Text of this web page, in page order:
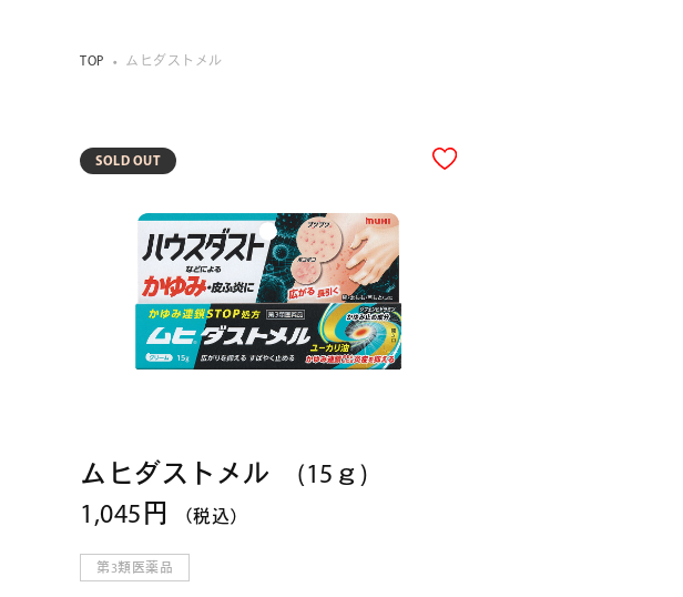
TOP ムヒダストメル
SOLD OUT
ムヒダストメル (15ｇ)
1,045円
（税込）
第3類医薬品